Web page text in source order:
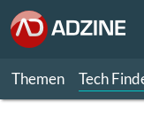
Themen Tech